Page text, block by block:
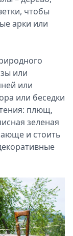
чтобы
арки или
или
или
или беседки
плющ,
зеленая
и стоить